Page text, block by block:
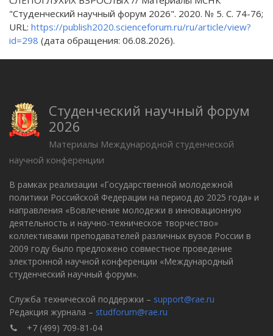
"Студенческий научный форум 2026". 2020. № 5. С. 74-76;
URL: https://publish2020.scienceforum.ru/ru/article/view?
id=298 (дата обращения: 06.08.2026).
Студенческий научный форум
2026
Материалы Международной студенческой
научной конференции
В рамках реализации «Государственной молодежной
политики Российской Федерации на период до 2025 года» и
направления «Вовлечение молодежи в инновационную
деятельность и научно-техническое творчество»
коллективами преподавателей различных вузов России в
2009 году было предложено совместное проведение
электронной научной конференции «Международный
студенческий научный форум».
Служба технической поддержки – support@rae.ru
Редакция журнала – studforum@rae.ru
+7 (499) 709-81-04